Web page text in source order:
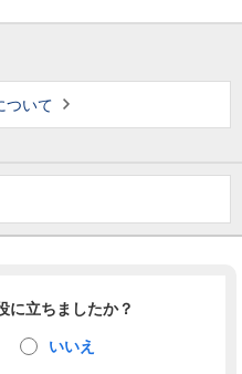
ついて
に立ちましたか？
いいえ